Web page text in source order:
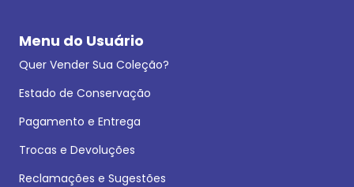
Menu do Usuário
Quer Vender Sua Coleção?
Estado de Conservação
Pagamento e Entrega
Trocas e Devoluções
Reclamações e Sugestões